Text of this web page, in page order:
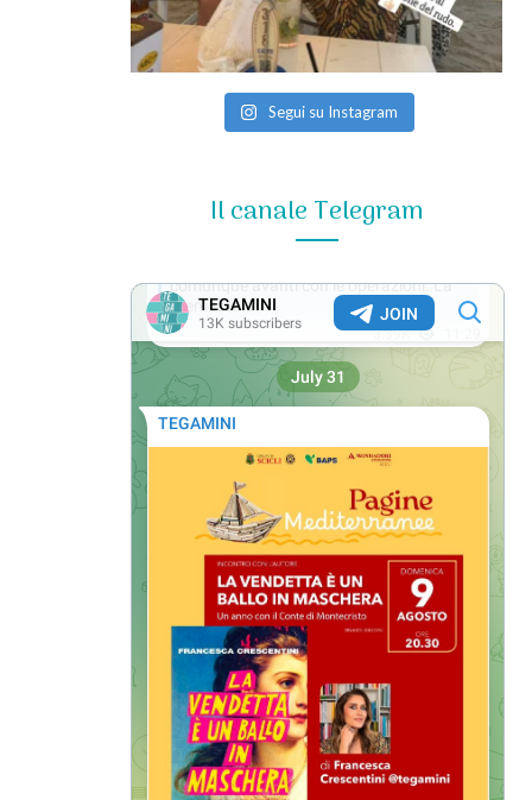
Segui su Instagram
Il canale Telegram